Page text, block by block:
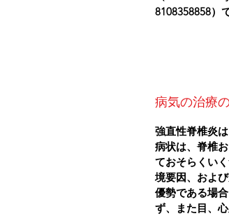
8108358858）
病気の治療
強直性脊椎炎
病状は、脊椎
ておそらくい
境要因、およ
優勢である場
ず、また目、